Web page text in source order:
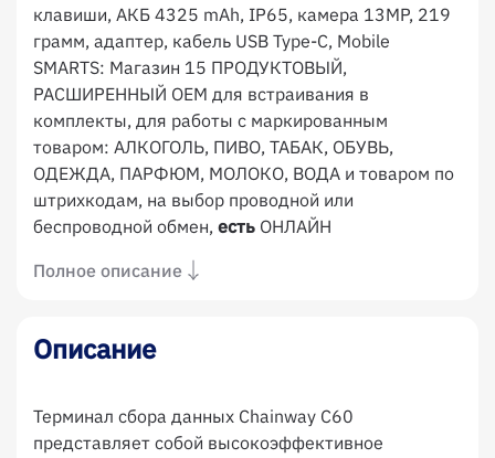
клавиши, АКБ 4325 mAh, IP65, камера 13MP, 219
грамм, адаптер, кабель USB Type-C, Mobile
SMARTS: Магазин 15 ПРОДУКТОВЫЙ,
РАСШИРЕННЫЙ OEM для встраивания в
комплекты, для работы с маркированным
товаром: АЛКОГОЛЬ, ПИВО, ТАБАК, ОБУВЬ,
ОДЕЖДА, ПАРФЮМ, МОЛОКО, ВОДА и товаром по
штрихкодам, на выбор проводной или
беспроводной обмен, есть ОНЛАЙН
Полное описание
Описание
Терминал сбора данных Chainway C60
представляет собой высокоэффективное